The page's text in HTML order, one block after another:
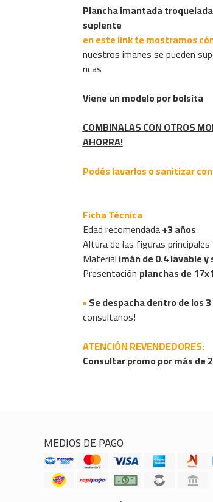
Plancha imantada
suplente
en este linkte mostramos
nuestros imanes se pueden
ricas
Viene un modelo por bolsita
COMBINALAS CON OTROS
AHORRA!
Podés lavarlos o sanitizar
Ficha Técnica
Edad recomendada+3 años
Altura de las figuras principales
Materialimán de 0.4 lavable
Presentación planchas de
• Se despacha dentro de los
consultanos!
ATENCIÓN REVENDEDORES:
Consultar promo por más de
MEDIOS DE PAGO